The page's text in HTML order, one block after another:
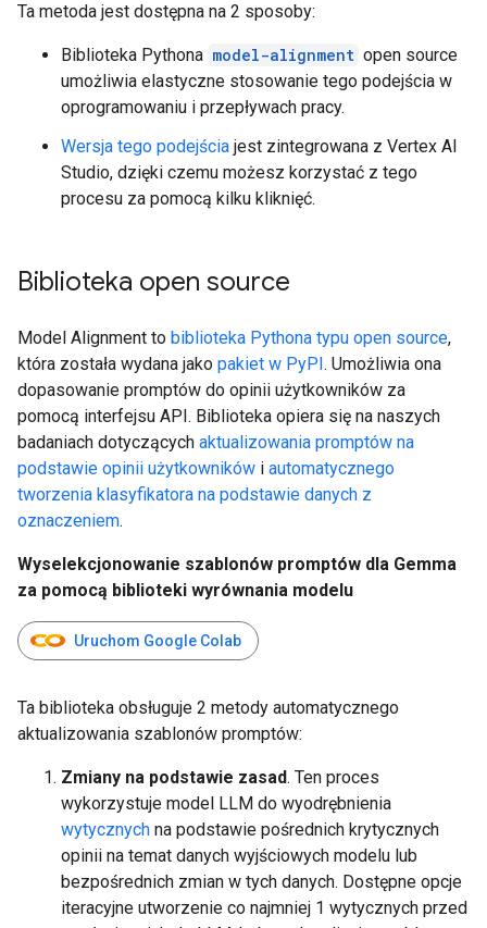
Ta metoda jest dostępna na 2 sposoby:
Biblioteka Pythona model-alignment open source
umożliwia elastyczne stosowanie tego podejścia w
oprogramowaniu i przepływach pracy.
Wersja tego podejścia jest zintegrowana z Vertex AI
Studio, dzięki czemu możesz korzystać z tego
procesu za pomocą kilku kliknięć.
Biblioteka open source
Model Alignment to biblioteka Pythona typu open source,
która została wydana jako pakiet w PyPI. Umożliwia ona
dopasowanie promptów do opinii użytkowników za
pomocą interfejsu API. Biblioteka opiera się na naszych
badaniach dotyczących aktualizowania promptów na
podstawie opinii użytkowników i automatycznego
tworzenia klasyfikatora na podstawie danych z
oznaczeniem.
Wyselekcjonowanie szablonów promptów dla Gemma
za pomocą biblioteki wyrównania modelu
Uruchom Google Colab
Ta biblioteka obsługuje 2 metody automatycznego
aktualizowania szablonów promptów:
Zmiany na podstawie zasad. Ten proces
wykorzystuje model LLM do wyodrębnienia
wytycznych na podstawie pośrednich krytycznych
opinii na temat danych wyjściowych modelu lub
bezpośrednich zmian w tych danych. Dostępne opcje
iteracyjne utworzenie co najmniej 1 wytycznych przed